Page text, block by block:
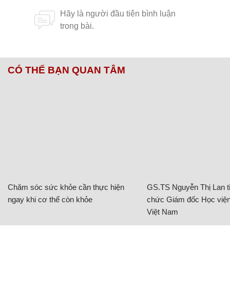
CÓ THỂ BẠN QUAN TÂM
Chăm sóc sức khỏe cần thực hiện
ngay khi cơ thể còn khỏe
GS.TS Nguyễn Thị Lan
chức Giám đốc Học
Việt Nam